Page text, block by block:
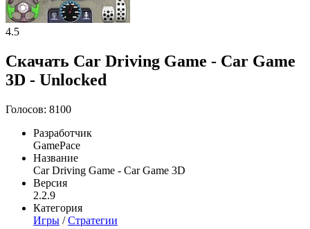
4.5
Скачать Car Driving Game - Car Game
3D - Unlocked
Голосов: 8100
Разработчик
GamePace
Название
Car Driving Game - Car Game 3D
Версия
2.2.9
Категория
Игры /Стратегии